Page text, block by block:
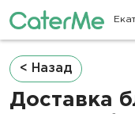
Строка
навигации
< Назад
Доставка